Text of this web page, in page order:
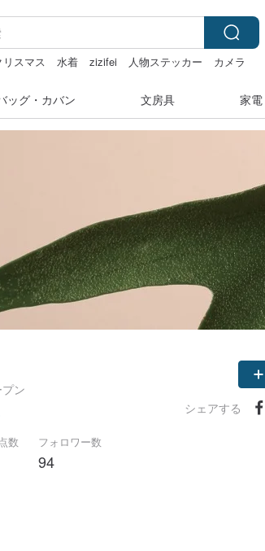
リスマス 水着 zizifei 人物ステッカー カメラ
ッグ・カバン 文房具 家
ン
数 フォロワー数
94
シェアする